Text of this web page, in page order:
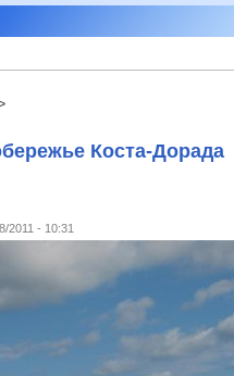
Коста-Дорада
2011 - 10:31